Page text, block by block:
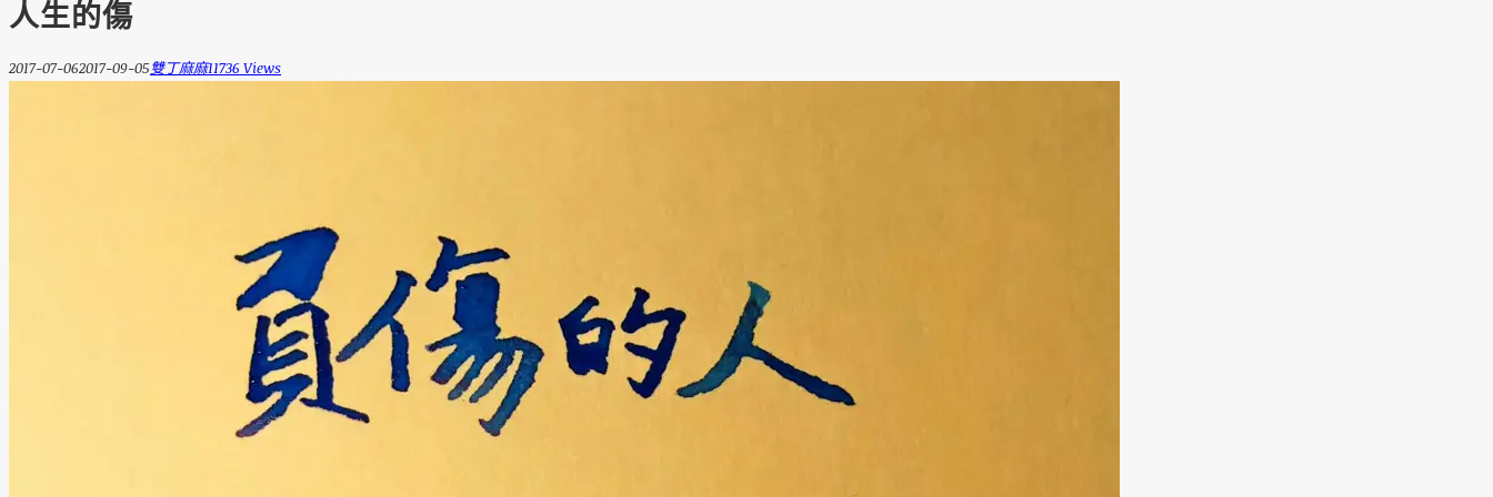
人生的傷
2017-07-062017-09-05雙丁麻麻11736 Views